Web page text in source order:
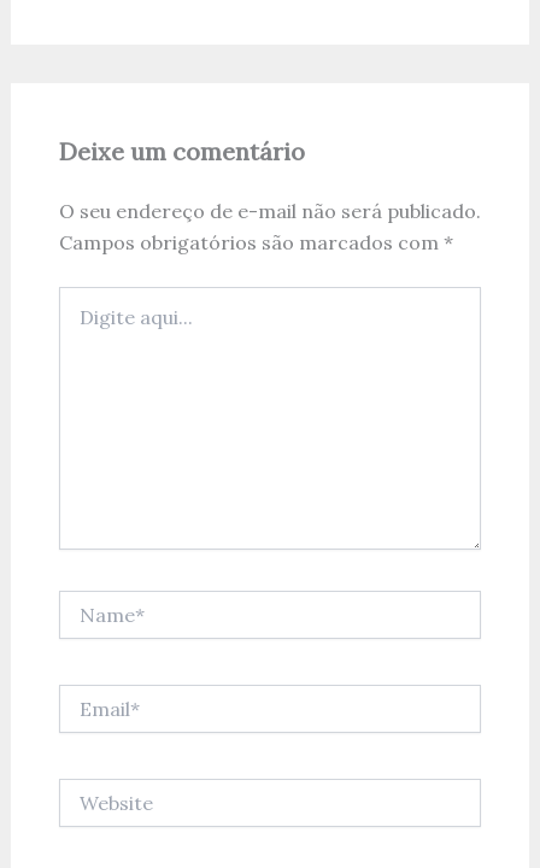
Deixe um comentário
O seu endereço de e-mail não será publicado.
Campos obrigatórios são marcados com *
aqui...